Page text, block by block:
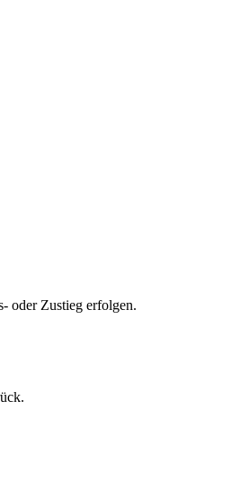
oder Zustieg erfolgen.